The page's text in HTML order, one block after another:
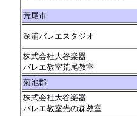
荒尾市
深浦バレエスタジオ
株式会社大谷楽器
バレエ教室荒尾教室
菊池郡
株式会社大谷楽器
バレエ教室光の森教室